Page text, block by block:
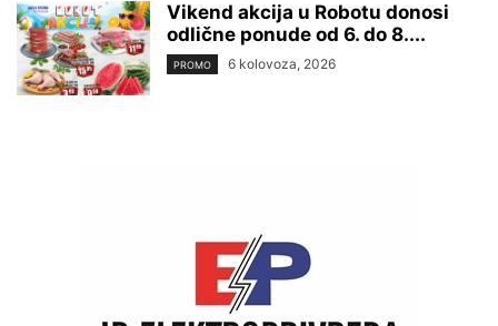
Vikend akcija u Robotu donosi
odlične ponude od 6. do 8....
PROMO 6 kolovoza, 2026